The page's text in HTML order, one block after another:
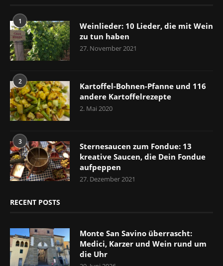
1
Weinlieder: 10 Lieder, die mit Wein
zu tun haben
27. November 2021
2
Kartoffel-Bohnen-Pfanne und 116
andere Kartoffelrezepte
2. Mai 2020
3
Sternesaucen zum Fondue: 13
kreative Saucen, die Dein Fondue
aufpeppen
27. Dezember 2021
RECENT POSTS
Monte San Savino überrascht:
Medici, Karzer und Wein rund um
die Uhr